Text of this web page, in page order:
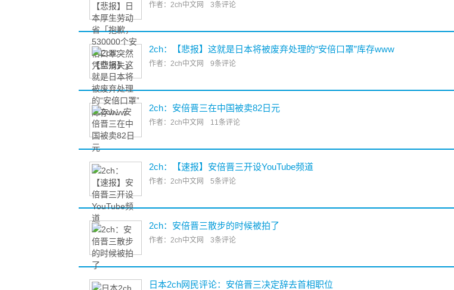
作者：2ch中文网 3条评论
2ch：【悲报】这就是日本将被废弃处理的“安倍口罩”库存www
作者：2ch中文网 9条评论
2ch：安倍晋三在中国被卖82日元
作者：2ch中文网 11条评论
2ch：【速报】安倍晋三开设YouTube频道
作者：2ch中文网 5条评论
2ch：安倍晋三散步的时候被拍了
作者：2ch中文网 3条评论
日本2ch网民评论：安倍晋三决定辞去首相职位